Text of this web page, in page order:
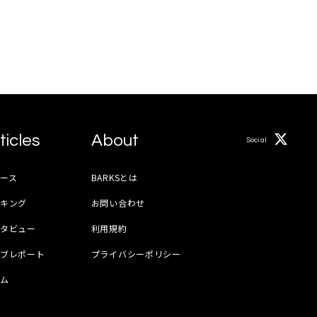
ス
ング
ビュー
レポート
About
BARKSとは
お問い合わせ
利用規約
プライバシーポリシー
Social